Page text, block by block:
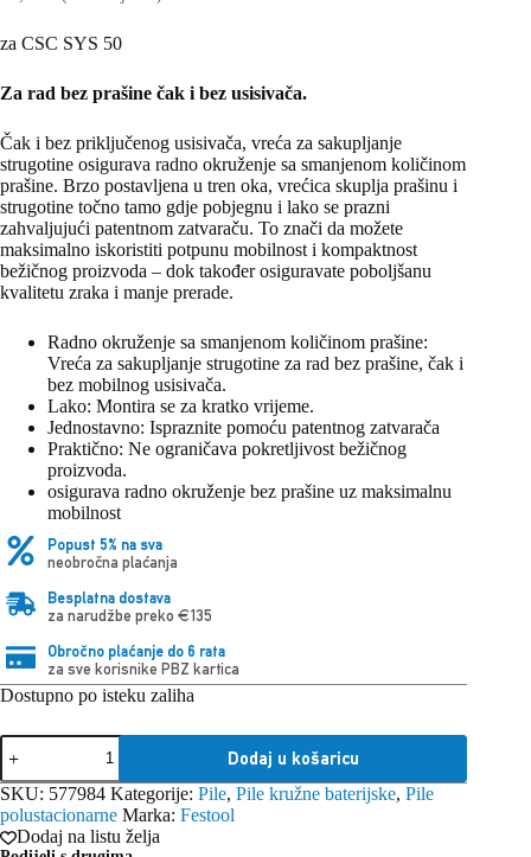
za CSC SYS 50
Za rad bez prašine čak i bez usisivača.
Čak i bez priključenog usisivača, vreća za sakupljanje
strugotine osigurava radno okruženje sa smanjenom količinom
prašine. Brzo postavljena u tren oka, vrećica skuplja prašinu i
strugotine točno tamo gdje pobjegnu i lako se prazni
zahvaljujući patentnom zatvaraču. To znači da možete
maksimalno iskoristiti potpunu mobilnost i kompaktnost
bežičnog proizvoda – dok također osiguravate poboljšanu
kvalitetu zraka i manje prerade.
Radno okruženje sa smanjenom količinom prašine:
Vreća za sakupljanje strugotine za rad bez prašine, čak i
bez mobilnog usisivača.
Lako: Montira se za kratko vrijeme.
Jednostavno: Ispraznite pomoću patentnog zatvarača
Praktično: Ne ograničava pokretljivost bežičnog
proizvoda.
osigurava radno okruženje bez prašine uz maksimalnu
mobilnost
Popust 5% na sva
neobročna plaćanja
Besplatna dostava
za narudžbe preko €135
Obročno plaćanje do 6 rata
za sve korisnike PBZ kartica
Dostupno po isteku zaliha
Festool
Vrećica
za
sakupljanje
strugotine
SB-
Dodaj u košaricu
SKU: 577984 Kategorije: Pile, Pile kružne baterijske, Pile
polustacionarne Marka: Festool
Dodaj na listu želja